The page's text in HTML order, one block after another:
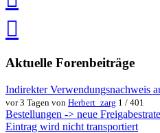
speichern
via
teilenteilen
Aktuelle Forenbeiträge
Indirekter Verwendungsnachweis
vor 3 Tagen von Herbert_zarg 1 / 401
Bestellungen -> neue
Eintrag wird nicht transportiert